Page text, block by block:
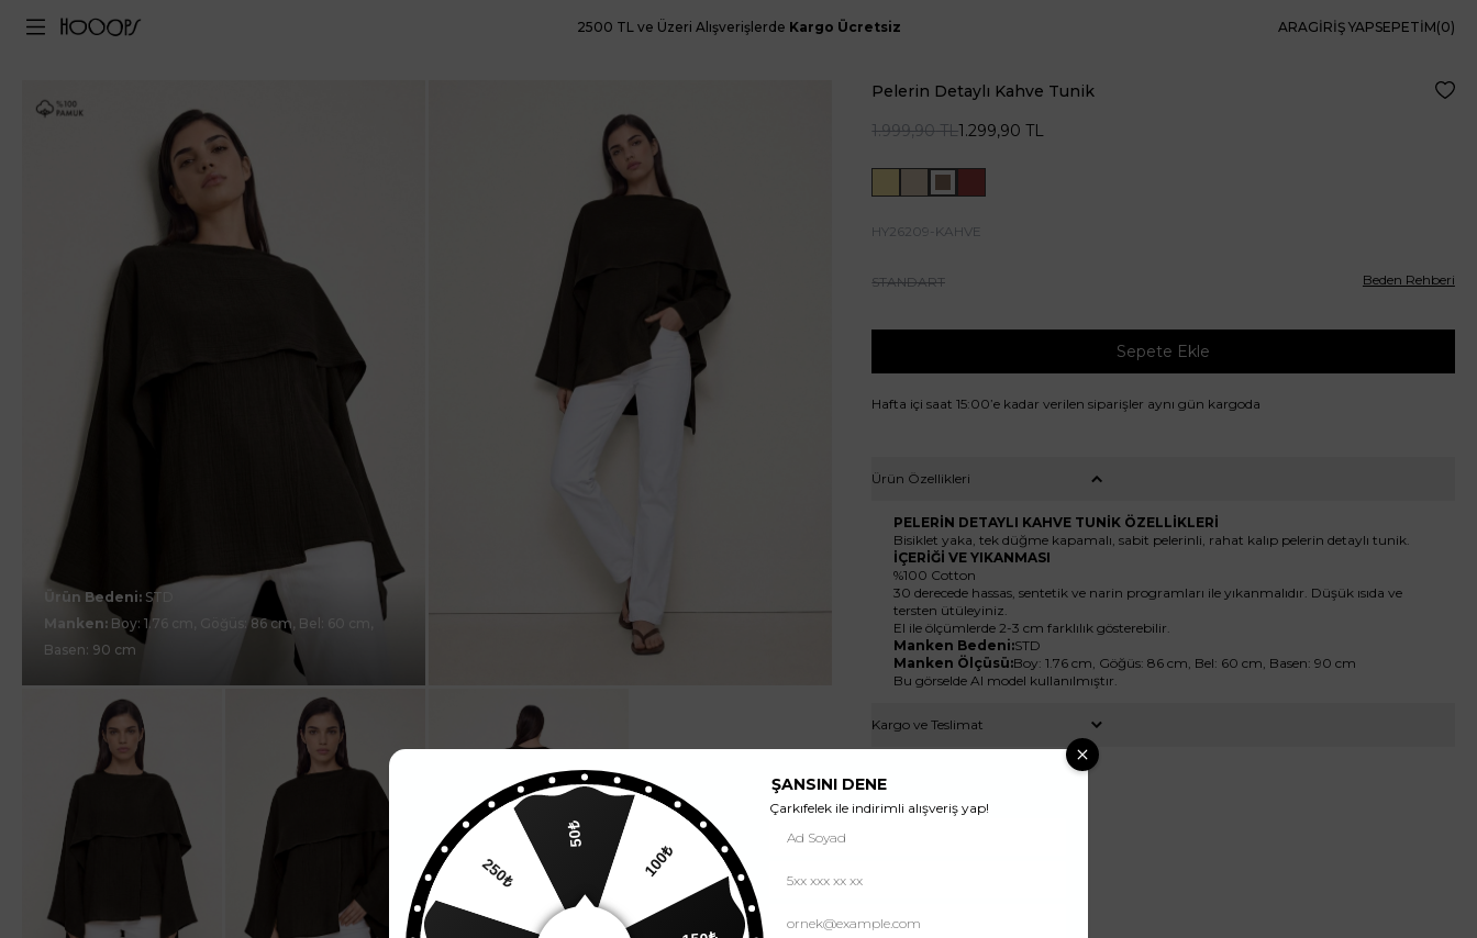
2500 TL ve Üzeri Alışverişlerde Kargo Ücretsiz ARAGIRIŞ YAPSEPETIM(0)
Ürün Bedeni: STD
Manken: Boy: 1.76 cm, Göğüs: 86 cm, Bel: 60 cm,
Basen: 90 cm
Pelerin Detaylı Kahve Tunik
1.999,90TL1.299,90 TL
HY26209-KAHVE
Beden Rehberi
STANDART
Sepete Ekle
Hafta içi saat 15:00’e kadar verilen siparişler aynı gün kargoda
Ürün Özellikleri
PELERİN DETAYLI KAHVE TUNİK ÖZELLİKLERİ
Bisiklet yaka, tek düğme kapamalı, sabit pelerinli, rahat kalıp pelerin detaylı tunik.
İÇERİĞİ VE YIKANMASI
%100 Cotton
30 derecede hassas, sentetik ve narin programları ile yıkanmalıdır. Düşük ısıda ve
tersten ütüleyiniz.
El ile ölçümlerde 2-3 cm farklılık gösterebilir.
Manken Bedeni:STD
Manken Ölçüsü:Boy: 1.76 cm, Göğüs: 86 cm, Bel: 60 cm, Basen: 90 cm
Bu görselde AI model kullanılmıştır.
Kargo ve Teslimat
100₺
250₺
ŞANSINI DENE
Çarkıfelek ile indirimli alışveriş yap!